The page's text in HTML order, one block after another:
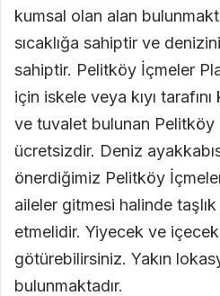
kumsal olan alan
sıcaklığa sahiptir ve
sahiptir. Pelitköy İçmeler
için iskele veya kıyı
ve tuvalet bulunan Pelitköy
ücretsizdir. Deniz
önerdiğimiz Pelitköy
aileler gitmesi halinde
etmelidir. Yiyecek ve
götürebilirsiniz. Yakın
bulunmaktadır.